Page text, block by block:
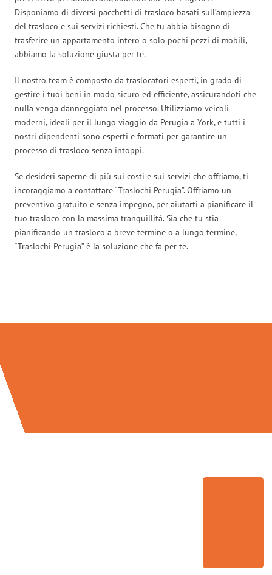
Disponiamo di diversi pacchetti di trasloco basati sull’ampiezza
del trasloco e sui servizi richiesti. Che tu abbia bisogno di
trasferire un appartamento intero o solo pochi pezzi di mobili,
abbiamo la soluzione giusta per te.
Il nostro team è composto da traslocatori esperti, in grado di
gestire i tuoi beni in modo sicuro ed efficiente, assicurandoti che
nulla venga danneggiato nel processo. Utilizziamo veicoli
moderni, ideali per il lungo viaggio da Perugia a York, e tutti i
nostri dipendenti sono esperti e formati per garantire un
processo di trasloco senza intoppi.
Se desideri saperne di più sui costi e sui servizi che offriamo, ti
incoraggiamo a contattare “Traslochi Perugia”. Offriamo un
preventivo gratuito e senza impegno, per aiutarti a pianificare il
tuo trasloco con la massima tranquillità. Sia che tu stia
pianificando un trasloco a breve termine o a lungo termine,
“Traslochi Perugia” è la soluzione che fa per te.